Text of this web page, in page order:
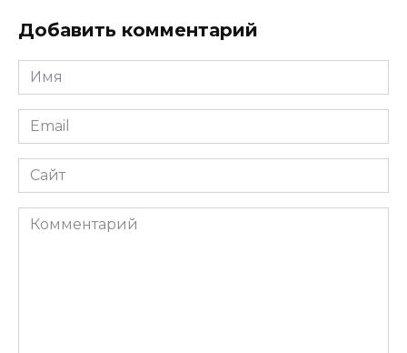
Добавить комментарий
Имя
*
Email
*
Сайт
Комментарий